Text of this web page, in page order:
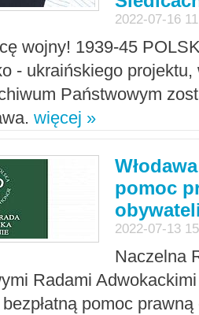
2022-07-16
wojny! 1939-45
- ukraińskiego
Państwowym
więcej »
pomoc
2022-07-13
Naczelna
Radami Adwokackimi
pomoc